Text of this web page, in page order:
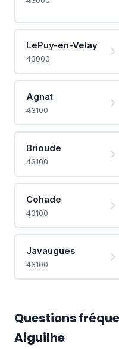
LePuy-en-Velay
43000
Agnat
43100
Brioude
43100
Cohade
43100
Javaugues
43100
Questions
Aiguilhe